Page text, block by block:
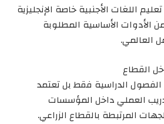
اللغات الأجنبية خاصة الإنجليزية
من الأدوات الأساسية المطلوبة
العالمي.
القطاع
الفصول الدراسية فقط بل تعتمد
العملي داخل المؤسسات
المرتبطة بالقطاع الزراعي.